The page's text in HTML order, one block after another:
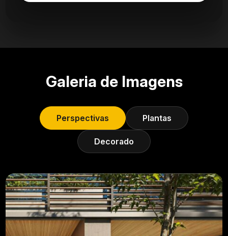
Galeria de Imagens
Perspectivas Plantas
Decorado